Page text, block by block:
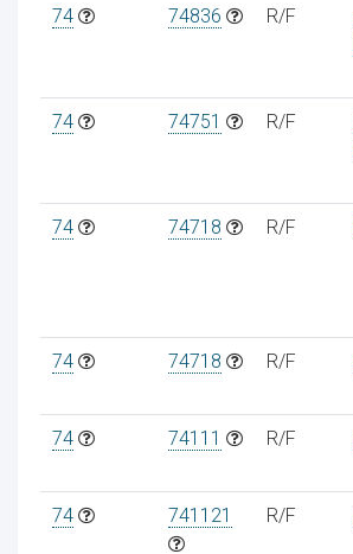
74 74836 R/F
74 74751 R/F
74 74718 R/F
74 74718 R/F
74 74111 R/F
74 741121 R/F